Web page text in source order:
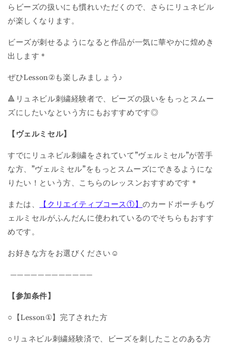
らビーズの扱いにも慣れいただくので、さらにリュネビル
が楽しくなります。
ビーズが刺せるようになると作品が一気に華やかに煌めき
出します＊
ぜひLesson②も楽しみましょう♪
🔺リュネビル刺繍経験者で、ビーズの扱いをもっとスムー
ズにしたいなという方にもおすすめです◎
【ヴェルミセル】
すでにリュネビル刺繍をされていて”ヴェルミセル”が苦手
な方、 ”ヴェルミセル”をもっとスムーズにできるようにな
りたい！という方、こちらのレッスンおすすめです＊
または、 【クリエイティブコース①】のカードポーチもヴ
ェルミセルがふんだんに使われているのでそちらもおすす
めです。
お好きな方をお選びください☺︎
————————————
【参加条件】
○【Lesson①】完了された方
○リュネビル刺繍経験済で、ビーズを刺したことのある方